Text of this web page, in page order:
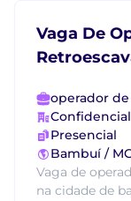
Vaga De
operador
Confidencial
Presencial
Bambuí /
Vaga de
na cidade de